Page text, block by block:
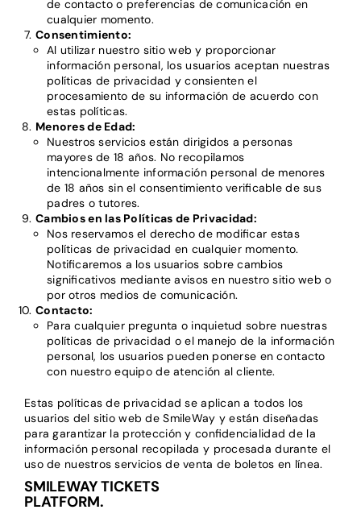
de contacto o preferencias de comunicación en
cualquier momento.
Consentimiento:
Al utilizar nuestro sitio web y proporcionar
información personal, los usuarios aceptan nuestras
políticas de privacidad y consienten el
procesamiento de su información de acuerdo con
estas políticas.
Menores de Edad:
Nuestros servicios están dirigidos a personas
mayores de 18 años. No recopilamos
intencionalmente información personal de menores
de 18 años sin el consentimiento verificable de sus
padres o tutores.
Cambios en las Políticas de Privacidad:
Nos reservamos el derecho de modificar estas
políticas de privacidad en cualquier momento.
Notificaremos a los usuarios sobre cambios
significativos mediante avisos en nuestro sitio web o
por otros medios de comunicación.
Contacto:
Para cualquier pregunta o inquietud sobre nuestras
políticas de privacidad o el manejo de la información
personal, los usuarios pueden ponerse en contacto
con nuestro equipo de atención al cliente.
Estas políticas de privacidad se aplican a todos los
usuarios del sitio web de SmileWay y están diseñadas
para garantizar la protección y confidencialidad de la
información personal recopilada y procesada durante el
uso de nuestros servicios de venta de boletos en línea.
SMILEWAY TICKETS
PLATFORM.